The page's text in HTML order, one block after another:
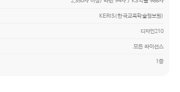
KERIS(한국교육학술정보원)
디자인210
모든 라이선스
1종